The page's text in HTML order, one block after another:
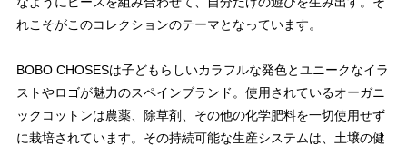
れこそがこのコレクションのテーマとなっています。
BOBO CHOSESは子どもらしいカラフルな発色とユニークなイラ
ストやロゴが魅力のスペインブランド。使用されているオーガニ
ックコットンは農薬、除草剤、その他の化学肥料を一切使用せず
に栽培されています。その持続可能な生産システムは、土壌の健